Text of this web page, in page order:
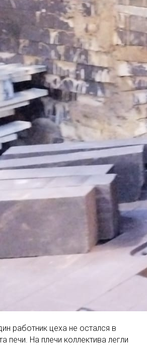
работник цеха не остался в
печи. На плечи коллектива легли